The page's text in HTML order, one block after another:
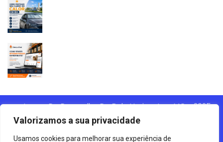
Valorizamos a sua privacidade
Usamos cookies para melhorar sua experiência de
Lagoa Da Pampulha De Belo Horizonte - MG - 2025
E